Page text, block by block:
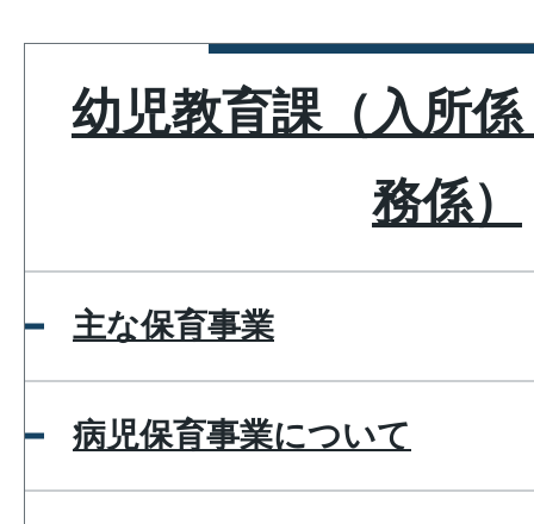
幼児教育課（入所
務係）
主な保育事業
病児保育事業について